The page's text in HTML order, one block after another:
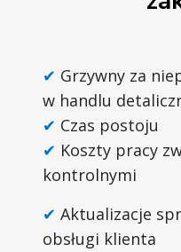
Grzywny za
w handlu
Czas postoju
Koszty pracy
kontrolnymi
Aktualizacje
obsługi klienta